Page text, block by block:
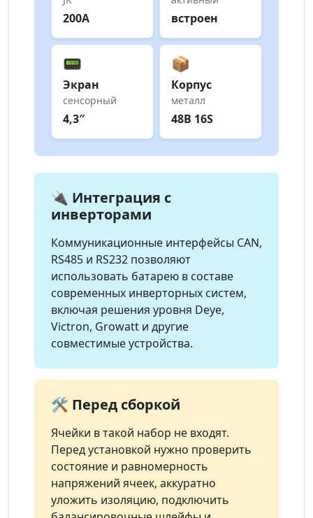
200А встроен
📟
Экран
сенсорный
4,3″
📦
Корпус
металл
48В 16S
🔌 Интеграция с
инверторами
Коммуникационные интерфейсы CAN,
RS485 и RS232 позволяют
использовать батарею в составе
современных инверторных систем,
включая решения уровня Deye,
Victron, Growatt и другие
совместимые устройства.
🛠️ Перед сборкой
Ячейки в такой набор не входят.
Перед установкой нужно проверить
состояние и равномерность
напряжений ячеек, аккуратно
уложить изоляцию, подключить